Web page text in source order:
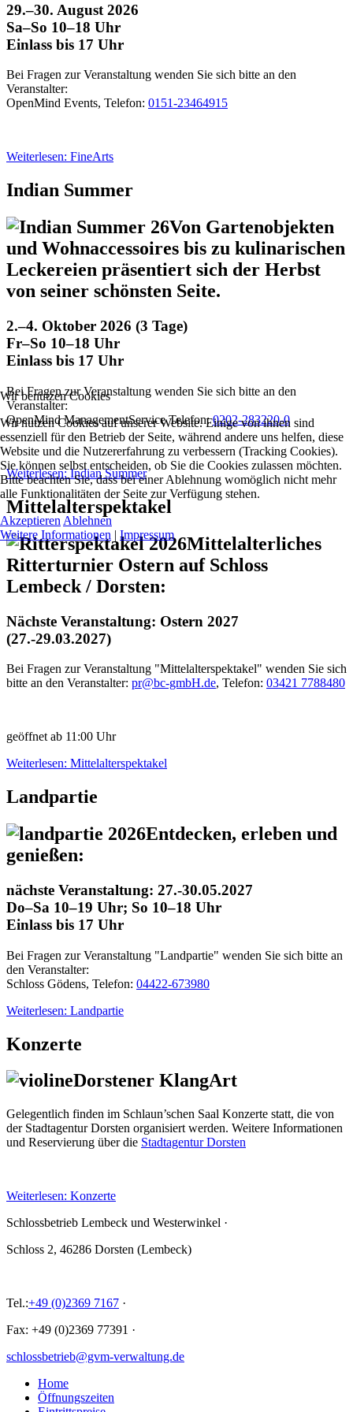
29.–30. August 2026
Sa–So 10–18 Uhr
Einlass bis 17 Uhr
Bei Fragen zur Veranstaltung wenden Sie sich bitte an den
Veranstalter:
OpenMind Events, Telefon: 0151-23464915
Weiterlesen: FineArts
Indian Summer
Von Gartenobjekten
und Wohnaccessoires bis zu kulinarischen
Leckereien präsentiert sich der Herbst
von seiner schönsten Seite.
2.–4. Oktober 2026 (3 Tage)
Fr–So 10–18 Uhr
Einlass bis 17 Uhr
Bei Fragen zur Veranstaltung wenden Sie sich bitte an den
Veranstalter:
OpenMind ManagementService Telefon:0202-283220-0
Weiterlesen: Indian Summer
Mittelalterspektakel
Mittelalterliches
Ritterturnier Ostern auf Schloss
Lembeck / Dorsten:
Nächste Veranstaltung: Ostern 2027
(27.-29.03.2027)
Bei Fragen zur Veranstaltung "Mittelalterspektakel" wenden Sie sich
bitte an den Veranstalter: pr@bc-gmbH.de, Telefon: 03421 7788480
geöffnet ab 11:00 Uhr
Weiterlesen: Mittelalterspektakel
Landpartie
Entdecken, erleben und
genießen:
nächste Veranstaltung: 27.-30.05.2027
Do–Sa 10–19 Uhr; So 10–18 Uhr
Einlass bis 17 Uhr
Bei Fragen zur Veranstaltung "Landpartie" wenden Sie sich bitte an
den Veranstalter:
Schloss Gödens, Telefon: 04422-673980
Weiterlesen: Landpartie
Konzerte
Dorstener KlangArt
Gelegentlich finden im Schlaun’schen Saal Konzerte statt, die von
der Stadtagentur Dorsten organisiert werden. Weitere Informationen
und Reservierung über die Stadtagentur Dorsten
Weiterlesen: Konzerte
Schlossbetrieb Lembeck und Westerwinkel ·
Schloss 2, 46286 Dorsten (Lembeck)
Tel.:+49 (0)2369 7167 ·
Fax: +49 (0)2369 77391 ·
schlossbetrieb@gvm-verwaltung.de
Home
Öffnungszeiten
Wir benutzen Cookies
Wir nutzen Cookies auf unserer Website. Einige von ihnen sind
essenziell für den Betrieb der Seite, während andere uns helfen, diese
Website und die Nutzererfahrung zu verbessern (Tracking Cookies).
Sie können selbst entscheiden, ob Sie die Cookies zulassen möchten.
Bitte beachten Sie, dass bei einer Ablehnung womöglich nicht mehr
alle Funktionalitäten der Seite zur Verfügung stehen.
Akzeptieren Ablehnen
Weitere Informationen | Impressum